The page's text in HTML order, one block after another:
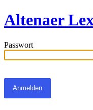
Altenaer
Passwort